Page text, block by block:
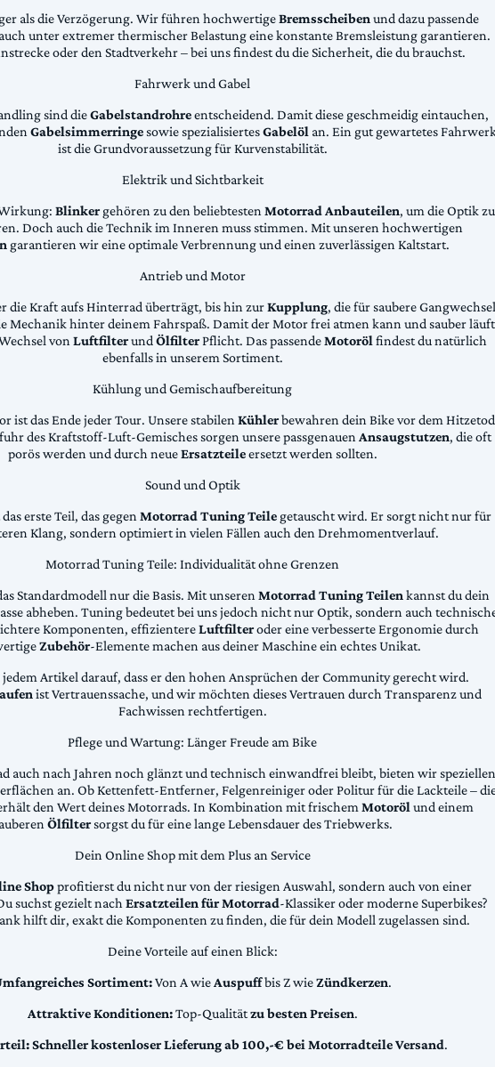
als die Verzögerung. Wir führen hochwertigeBremsscheibenund dazu passende
unter extremer thermischer Belastung eine konstante Bremsleistung garantieren.
oder den Stadtverkehr – bei uns findest du die Sicherheit, die du brauchst.
Fahrwerk und Gabel
sind dieGabelstandrohreentscheidend. Damit diese geschmeidig eintauchen,
Gabelsimmerringesowie spezialisiertesGabelöl an. Ein gut gewartetes
ist die Grundvoraussetzung für Kurvenstabilität.
Elektrik und Sichtbarkeit
Blinker gehören zu den beliebtestenMotorrad Anbauteilen, um die Optik zu
Doch auch die Technik im Inneren muss stimmen. Mit unseren hochwertigen
garantieren wir eine optimale Verbrennung und einen zuverlässigen Kaltstart.
Antrieb und Motor
die Kraft aufs Hinterrad überträgt, bis hin zurKupplung, die für saubere Gangwechsel
Mechanik hinter deinem Fahrspaß. Damit der Motor frei atmen kann und sauber
vonLuftfilterundÖlfilterPflicht. Das passendeMotorölfindest du natürlich
ebenfalls in unserem Sortiment.
Kühlung und Gemischaufbereitung
ist das Ende jeder Tour. Unsere stabilenKühlerbewahren dein Bike vor dem
des Kraftstoff-Luft-Gemisches sorgen unsere passgenauenAnsaugstutzen, die oft
porös werden und durch neueErsatzteileersetzt werden sollten.
Sound und Optik
erste Teil, das gegenMotorrad Tuning Teile getauscht wird. Er sorgt nicht nur für
Klang, sondern optimiert in vielen Fällen auch den Drehmomentverlauf.
Motorrad Tuning Teile: Individualität ohne Grenzen
Standardmodell nur die Basis. Mit unserenMotorrad Tuning Teilenkannst du dein
abheben. Tuning bedeutet bei uns jedoch nicht nur Optik, sondern auch
Komponenten, effizientereLuftfilteroder eine verbesserte Ergonomie durch
Zubehör-Elemente machen aus deiner Maschine ein echtes Unikat.
Artikel darauf, dass er den hohen Ansprüchen der Community gerecht wird.
ist Vertrauenssache, und wir möchten dieses Vertrauen durch Transparenz und
Fachwissen rechtfertigen.
Pflege und Wartung: Länger Freude am Bike
auch nach Jahren noch glänzt und technisch einwandfrei bleibt, bieten wir speziellen
an. Ob Kettenfett-Entferner, Felgenreiniger oder Politur für die Lackteile –
den Wert deines Motorrads. In Kombination mit frischemMotorölund einem
Ölfiltersorgst du für eine lange Lebensdauer des Triebwerks.
Dein Online Shop mit dem Plus an Service
Shopprofitierst du nicht nur von der riesigen Auswahl, sondern auch von einer
suchst gezielt nachErsatzteilen für Motorrad-Klassiker oder moderne Superbikes?
hilft dir, exakt die Komponenten zu finden, die für dein Modell zugelassen sind.
Deine Vorteile auf einen Blick:
Sortiment:Von A wieAuspuffbis Z wieZündkerzen.
Attraktive Konditionen:Top-Qualitätzu besten Preisen.
Schneller kostenloser Lieferung ab 100,-€ bei Motorradteile Versand.